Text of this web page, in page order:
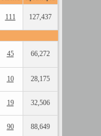
111 127,437
45 66,272
10 28,175
19 32,506
90 88,649